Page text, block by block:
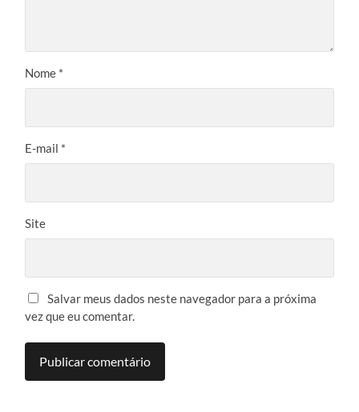
Nome *
E-mail *
Site
Salvar meus dados neste navegador para a próxima
vez que eu comentar.